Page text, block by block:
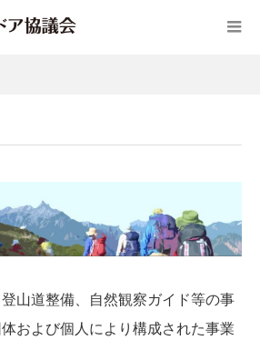
山道整備、自然観察ガイド等の事
および個人により構成された事業